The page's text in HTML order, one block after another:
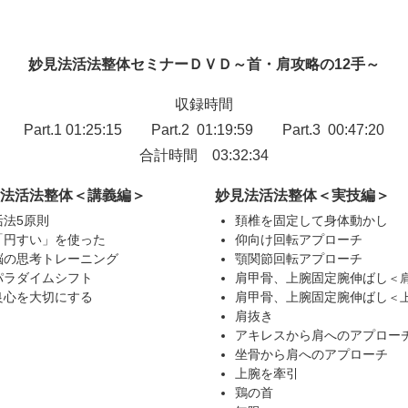
妙見法活法整体セミナーＤＶＤ～首・肩攻略の12手～
収録時間
Part.1 01:25:15 Part.2 01:19:59 Part.3 00:47:20
合計時間 03:32:34
活法整体＜講義編＞
法5原則
円すい」を使った
の思考トレーニング
ラダイムシフト
心を大切にする
妙見法活法整体＜実技編＞
頚椎を固定して身体動かし
仰向け回転アプローチ
顎関節回転アプローチ
肩甲骨、上腕固定腕伸ばし ＜
肩甲骨、上腕固定腕伸ばし ＜
肩抜き
アキレスから肩へのアプロー
坐骨から肩へのアプローチ
上腕を牽引
鶏の首